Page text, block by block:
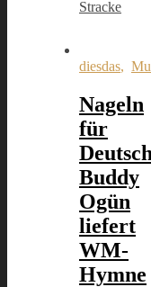
Stracke
diesdas,
Nageln
für
Buddy
Ogün
liefert
WM-
Hymne